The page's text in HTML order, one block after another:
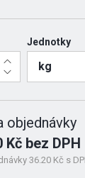
Jednotky
kg
objednávky
Kč bez DPH
36.20 Kč s